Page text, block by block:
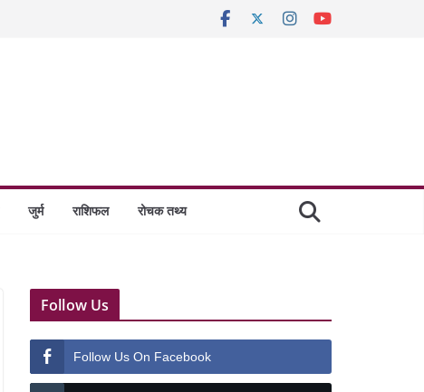
जुर्म राशिफल रोचक तथ्य
Follow Us
Follow Us On Facebook